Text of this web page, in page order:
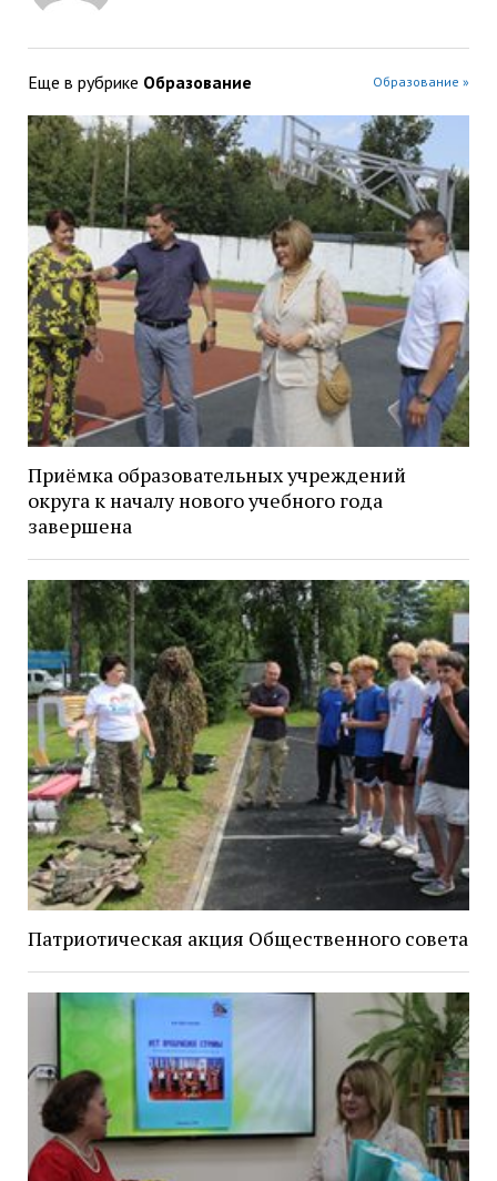
Еще в рубрике Образование Образование »
Приёмка образовательных учреждений
округа к началу нового учебного года
завершена
Патриотическая акция Общественного совета